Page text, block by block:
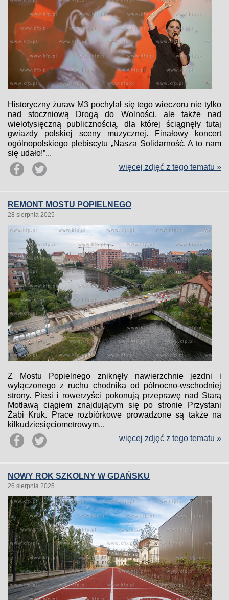
Historyczny żuraw M3 pochylał się tego wieczoru nie tylko
nad stoczniową Drogą do Wolności, ale także nad
wielotysięczną publicznością, dla której ściągnęły tutaj
gwiazdy polskiej sceny muzycznej. Finałowy koncert
ogólnopolskiego plebiscytu „Nasza Solidarność. A to nam
się udało!”...
więcej zdjęć z tego tematu »
REMONT MOSTU POPIELNEGO
28 sierpnia 2025
Z Mostu Popielnego zniknęły nawierzchnie jezdni i
wyłączonego z ruchu chodnika od północno-wschodniej
strony. Piesi i rowerzyści pokonują przeprawę nad Starą
Motławą ciągiem znajdującym się po stronie Przystani
Żabi Kruk. Prace rozbiórkowe prowadzone są także na
kilkudziesięciometrowym...
więcej zdjęć z tego tematu »
NOWY ROK SZKOLNY W GDAŃSKU
26 sierpnia 2025